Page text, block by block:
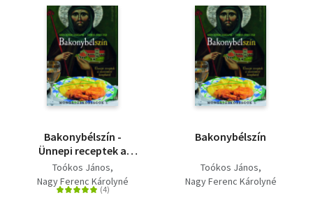
Bakonybélszín -
Ünnepi receptek a
monostori konyháról
- Monostorkosságok
1.
Toókos János
Nagy Ferenc Károlyné
Bakonybélszín
Toókos János
Nagy Ferenc Károlyné